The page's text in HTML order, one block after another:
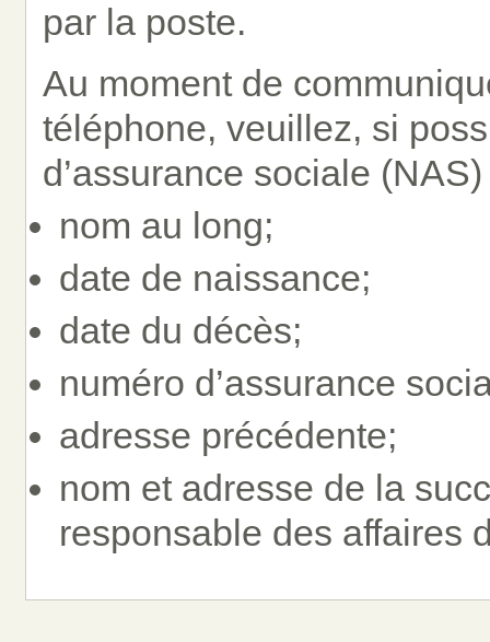
par la poste.
Au moment de
téléphone, veuillez, si
d’assurance sociale
nom au long;
date de naissance;
date du décès;
numéro d’assurance
adresse précédente;
nom et adresse de la
responsable des affaires